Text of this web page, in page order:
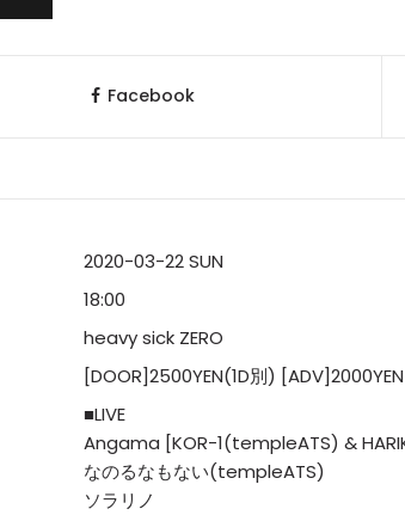
Facebook
2020-03-22 SUN
18:00
heavy sick ZERO
[DOOR]2500YEN(1D別)
■LIVE
Angama [KOR-1(templeATS) &
なのるなもない(templeATS)
ソラリノ